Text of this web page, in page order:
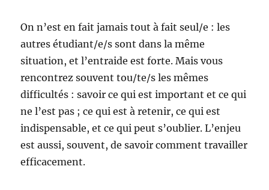
On n’est en fait jamais tout à fait seul/e : les
autres étudiant/e/s sont dans la même
situation, et l’entraide est forte. Mais vous
rencontrez souvent tou/te/s les mêmes
difficultés : savoir ce qui est important et ce qui
ne l’est pas ; ce qui est à retenir, ce qui est
indispensable, et ce qui peut s’oublier. L’enjeu
est aussi, souvent, de savoir comment travailler
efficacement.